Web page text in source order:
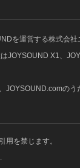
を運営する株式会社
JOYSOUND X1、
のう
用を禁じます。